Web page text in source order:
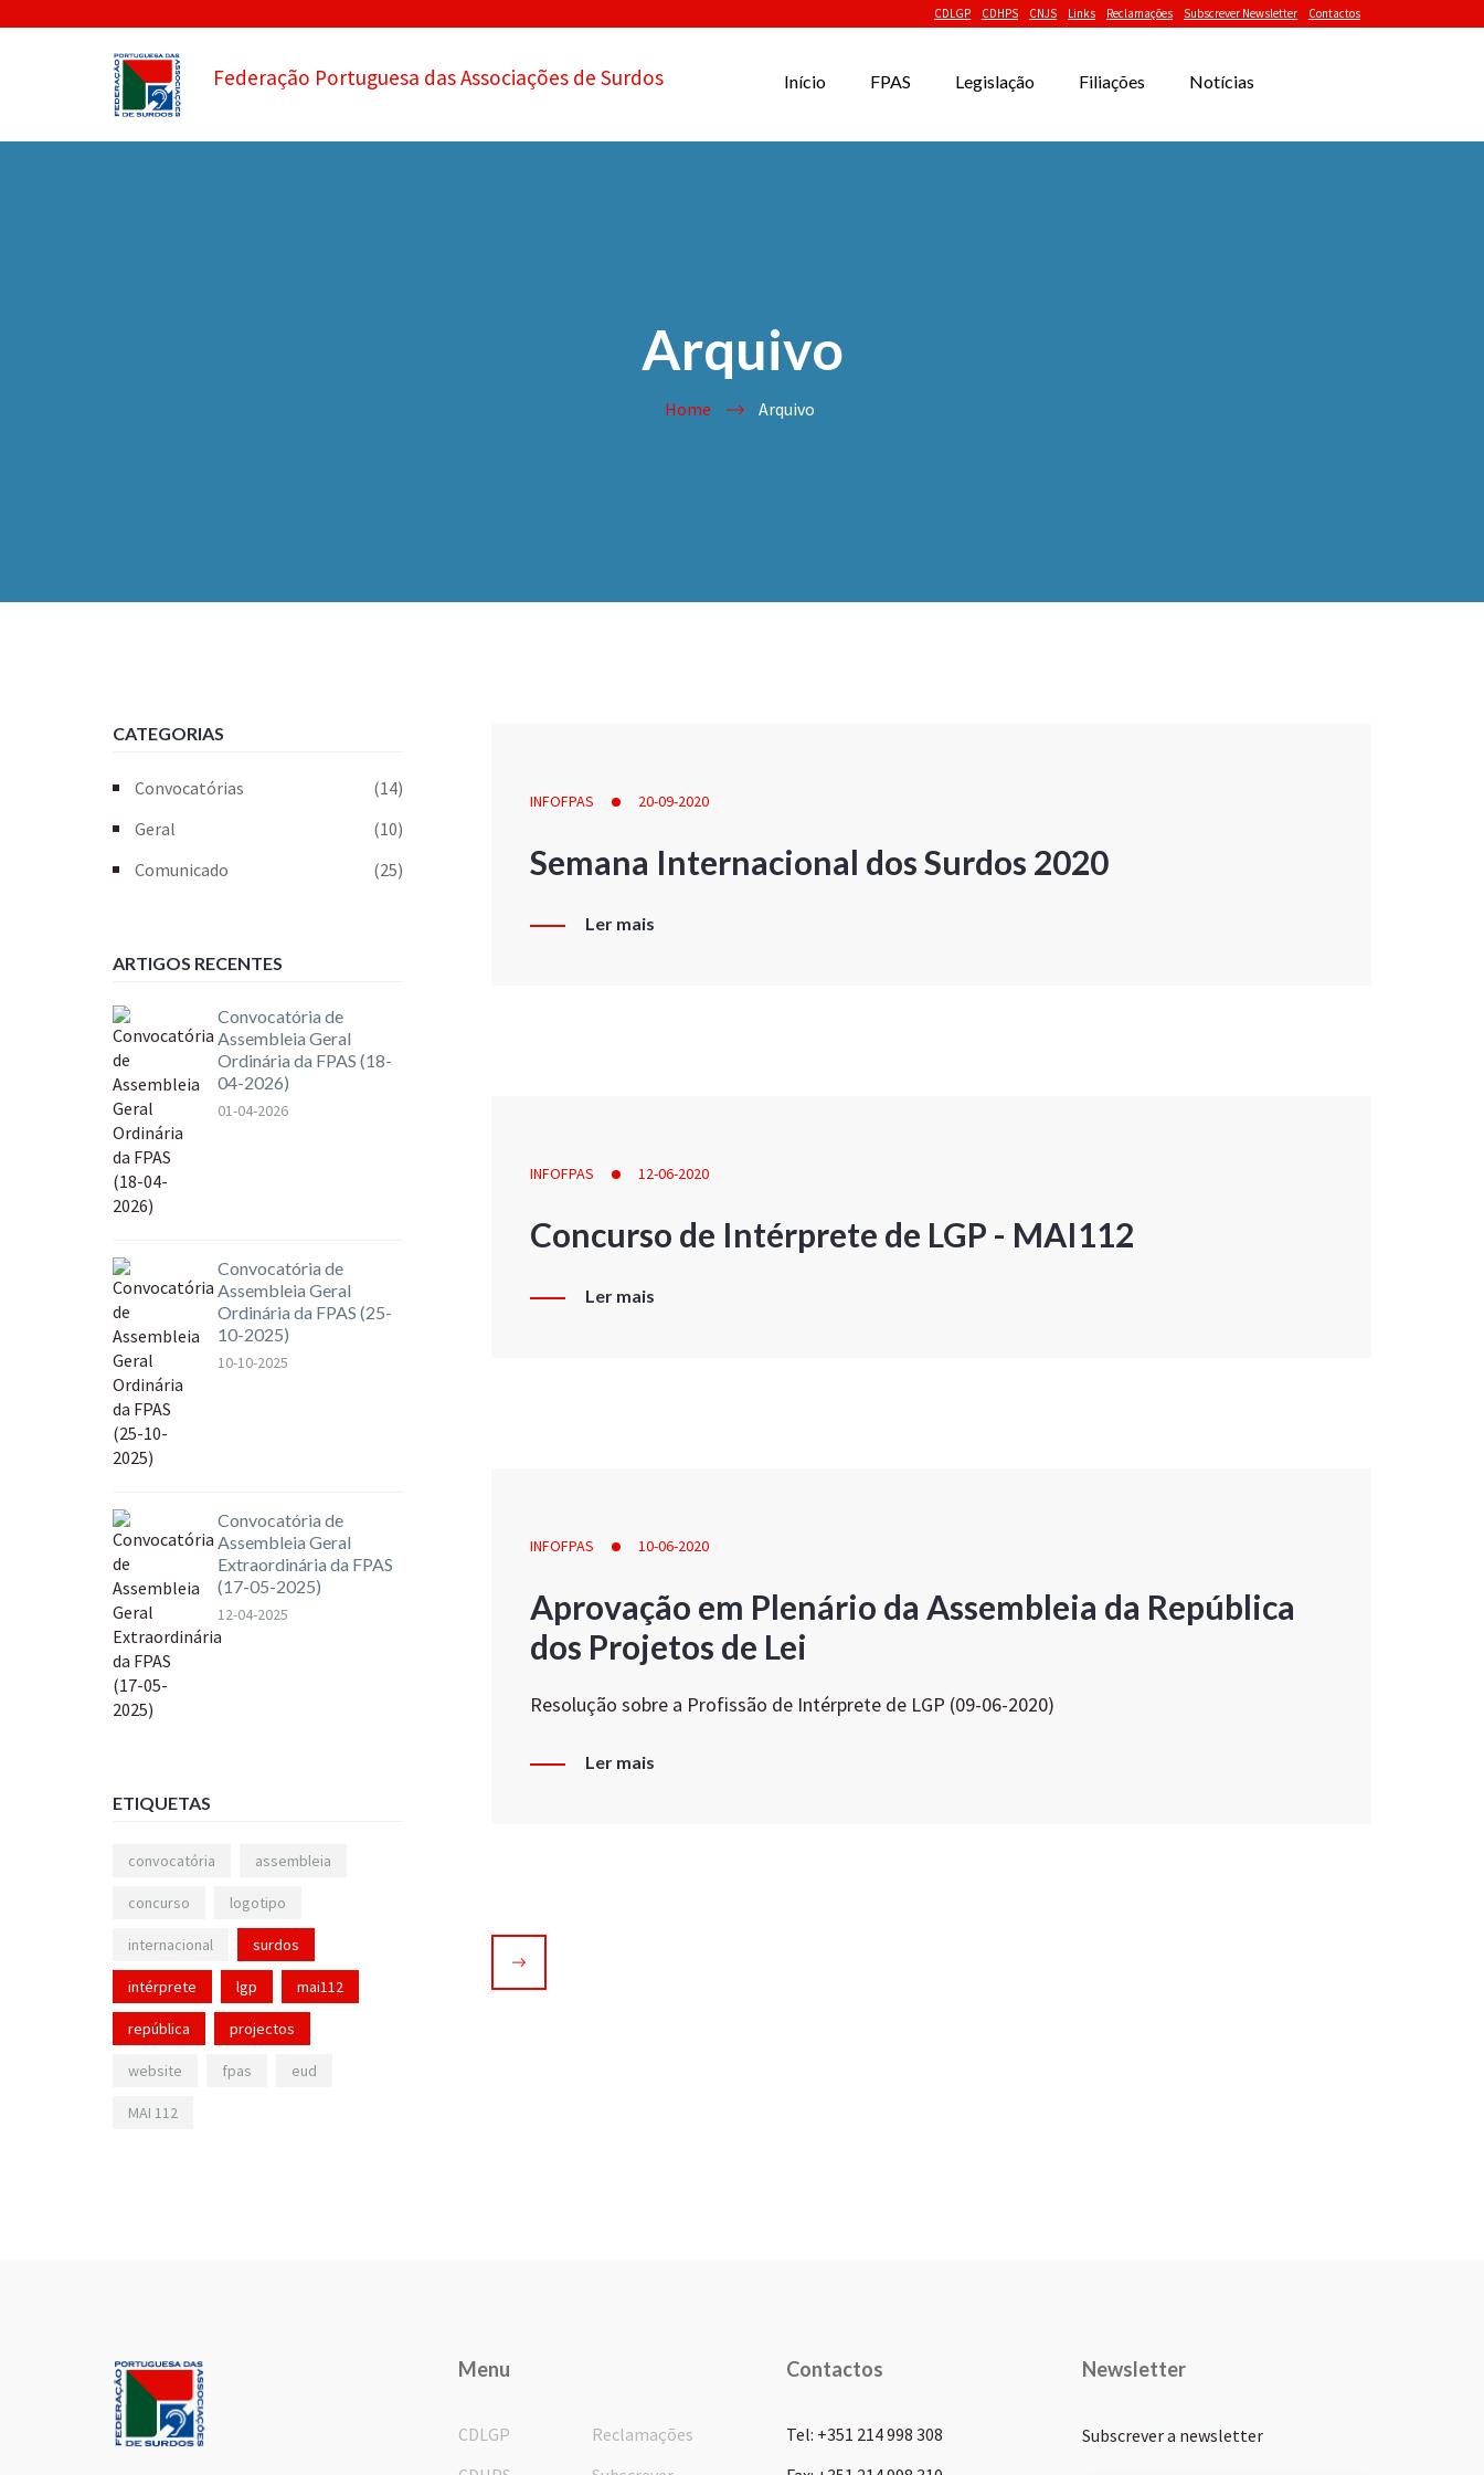
CDLGP CDHPS CNJS Links Reclamações Subscrever Newsletter Contactos
Federação Portuguesa das Associações de Surdos Início FPAS Legislação Filiações Notícias
Arquivo
Home Arquivo
INFOFPAS 20-09-2020
Semana Internacional dos Surdos 2020
Ler mais
INFOFPAS 12-06-2020
Concurso de Intérprete de LGP - MAI112
Ler mais
INFOFPAS 10-06-2020
Aprovação em Plenário da Assembleia da República
dos Projetos de Lei
Resolução sobre a Profissão de Intérprete de LGP (09-06-2020)
Ler mais
CATEGORIAS
Convocatórias
(14)
Geral
(10)
Comunicado
(25)
ARTIGOS RECENTES
Convocatória de
Assembleia Geral
Ordinária da FPAS (18-
04-2026)
01-04-2026
Convocatória de
Assembleia Geral
Ordinária da FPAS (25-
10-2025)
10-10-2025
Convocatória de
Assembleia Geral
Extraordinária da FPAS
(17-05-2025)
12-04-2025
ETIQUETAS
convocatória assembleia
concurso logotipo
internacional surdos
intérprete lgp mai112
república projectos
website fpas eud
MAI 112
Menu
CDLGP
Reclamações
Contactos
Tel: +351 214 998 308
Newsletter
Subscrever a newsletter